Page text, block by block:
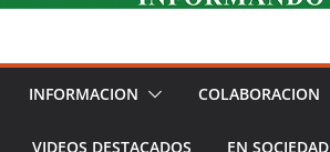
INFORMACION COLABORACION
VIDEOS DESTACADOS EN SOCIEDAD